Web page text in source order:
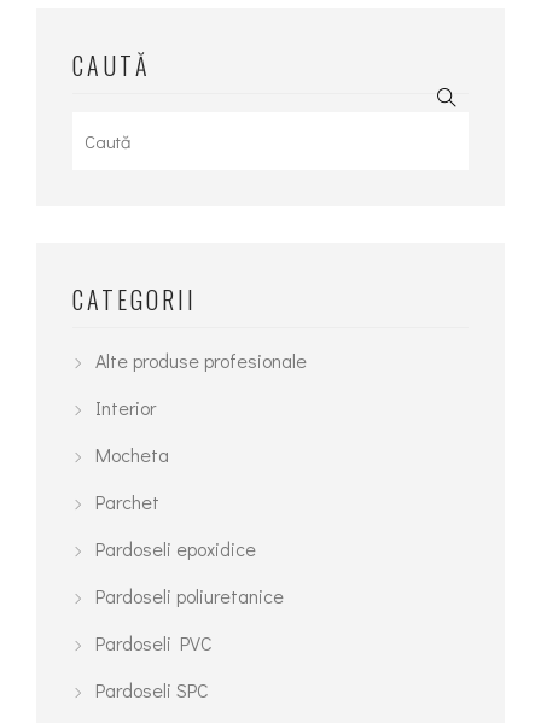
CAUTĂ
CATEGORII
Alte produse profesionale
Interior
Mocheta
Parchet
Pardoseli epoxidice
Pardoseli poliuretanice
Pardoseli PVC
Pardoseli SPC